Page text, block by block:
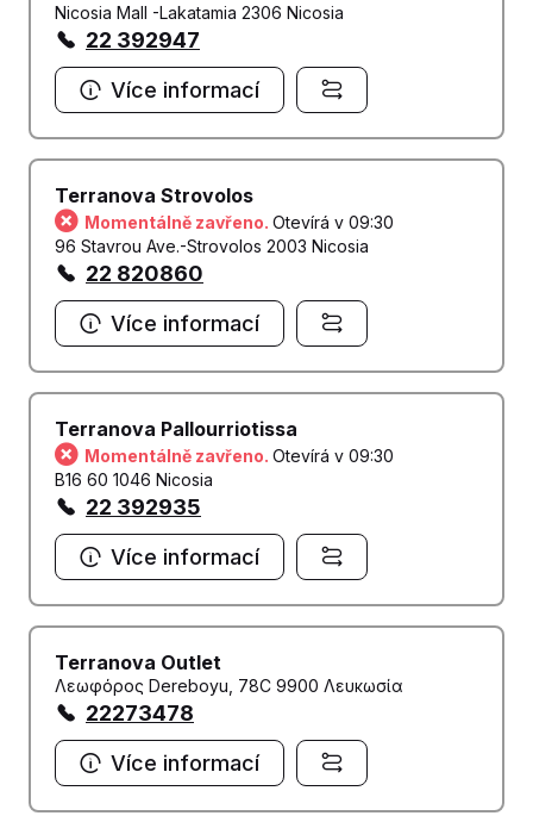
Nicosia Mall -Lakatamia 2306 Nicosia
22 392947
Více informací
Terranova Strovolos
Momentálně zavřeno. Otevírá v 09:30
96 Stavrou Ave.-Strovolos 2003 Nicosia
22 820860
Více informací
Terranova Pallourriotissa
Momentálně zavřeno. Otevírá v 09:30
B16 60 1046 Nicosia
22 392935
Více informací
Terranova Outlet
Λεωφόρος Dereboyu, 78C 9900 Λευκωσία
22273478
Více informací